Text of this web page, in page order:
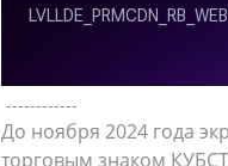
------------
До ноября 2024 года
торговым знаком